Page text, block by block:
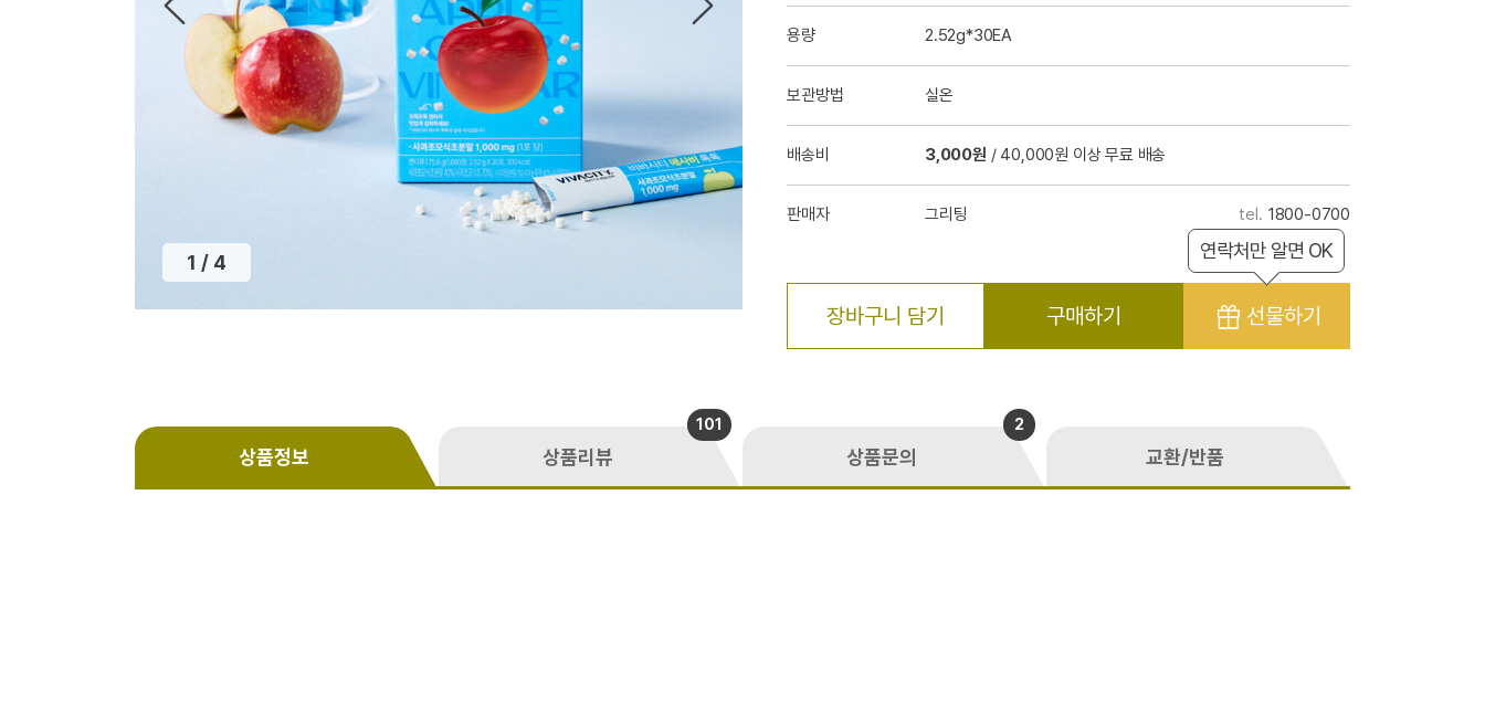
2 / 4
용량 2.52g*30EA
보관방법 실온
배송비 3,000원 / 40,000원 이상 무료 배송
판매자 그리팅 1800-0700
장바구니 담기 구매하기 선물하기
연락처만 알면 OK
상품정보 상품리뷰
101
상품문의
2
교환/반품